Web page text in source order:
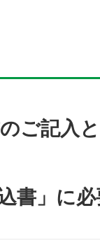
ご記入
書」に